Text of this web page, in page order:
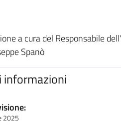
a cura del Responsabile
Spanò
informazioni
2025